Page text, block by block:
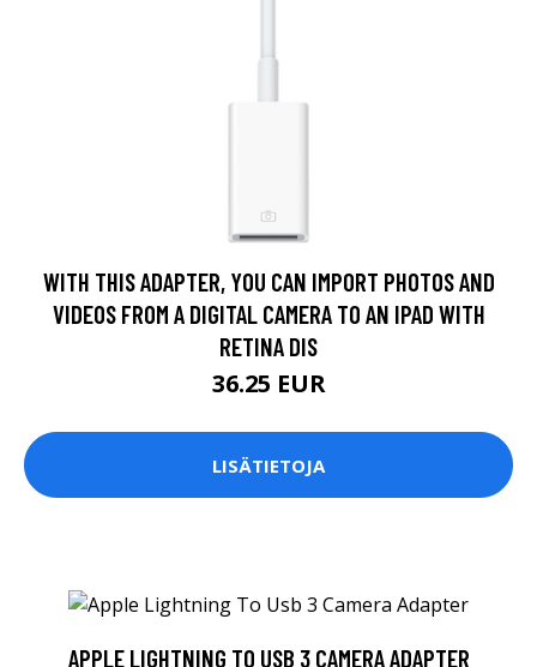
WITH THIS ADAPTER, YOU CAN IMPORT PHOTOS AND
VIDEOS FROM A DIGITAL CAMERA TO AN IPAD WITH
RETINA DIS
36.25 EUR
LISÄTIETOJA
APPLE LIGHTNING TO USB 3 CAMERA ADAPTER